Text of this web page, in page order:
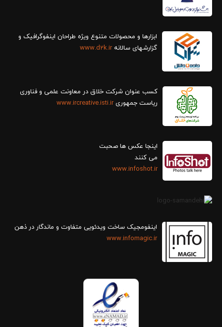
ابزارها و محصولات متنوع ویژه طراحان اینفوگرافیک و
گزارش‎های سالانه
www.d2k.ir
کسب عنوان شرکت خلاق در معاونت علمی و فناوری
ریاست جمهوریwww.ircreative.isti.ir
اینجا عکس ها صحبت
می کنند
www.infoshot.ir
اینفومجیک ساخت ویدئویی متفاوت و ماندگار در ذهن
www.infomagic.ir